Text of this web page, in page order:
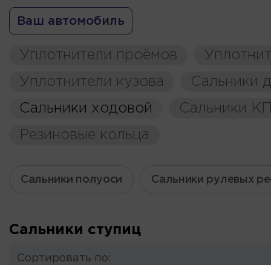
Ваш автомобиль
Уплотнители проёмов
Уплотнители кузова
Сальники
Сальники ходовой
Сальники
Резиновые кольца
Сальники полуоси Сальники рулевых
Сальники ступиц
Сортировать по: